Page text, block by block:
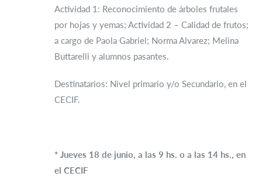
Actividad 1: Reconocimiento de árboles frutales
por hojas y yemas; Actividad 2 – Calidad de frutos;
a cargo de Paola Gabriel; Norma Alvarez; Melina
Buttarelli y alumnos pasantes.
Destinatarios: Nivel primario y/o Secundario, en el
CECIF.
* Jueves 18 de junio, a las 9 hs. o a las 14 hs., en
el CECIF